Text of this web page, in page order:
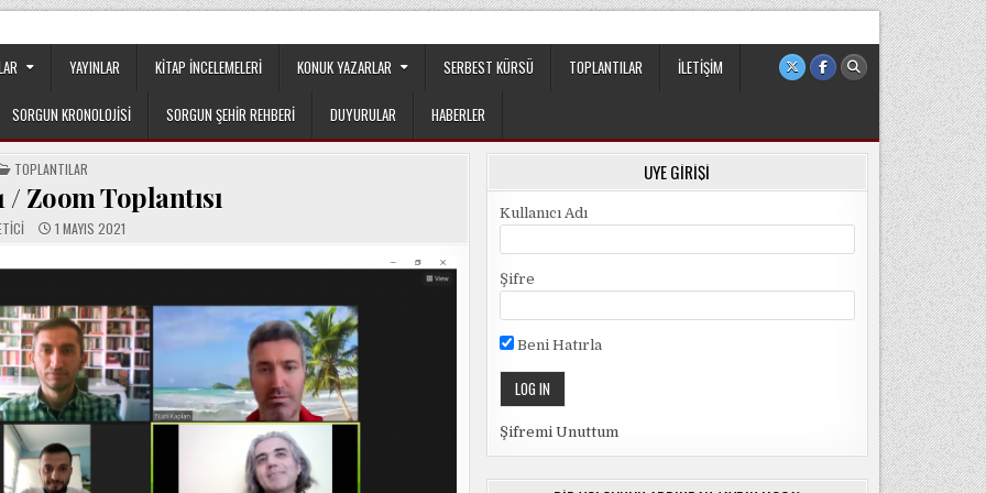
YAYINLAR KITAP İNCELEMELERI KONUK YAZARLAR SERBEST KÜRSÜ TOPLANTILAR İLETIŞIM
SORGUN KRONOLOJISI SORGUN ŞEHIR REHBERI DUYURULAR HABERLER
POSTED
IN
TOPLANTILAR
/ Zoom Toplantısı
1 MAYIS 2021
ÜYE GIRIŞI
Kullanıcı Adı
Şifre
Beni Hatırla
Şifremi Unuttum